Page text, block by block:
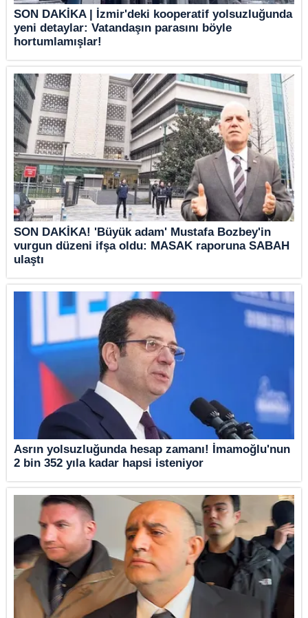
SON DAKİKA | İzmir'deki kooperatif yolsuzluğunda
yeni detaylar: Vatandaşın parasını böyle
hortumlamışlar!
SON DAKİKA! 'Büyük adam' Mustafa Bozbey'in
vurgun düzeni ifşa oldu: MASAK raporuna SABAH
ulaştı
Asrın yolsuzluğunda hesap zamanı! İmamoğlu'nun
2 bin 352 yıla kadar hapsi isteniyor